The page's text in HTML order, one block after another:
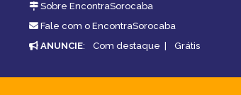
Sobre EncontraSorocaba
Fale com o EncontraSorocaba
ANUNCIE: Com destaque | Grátis